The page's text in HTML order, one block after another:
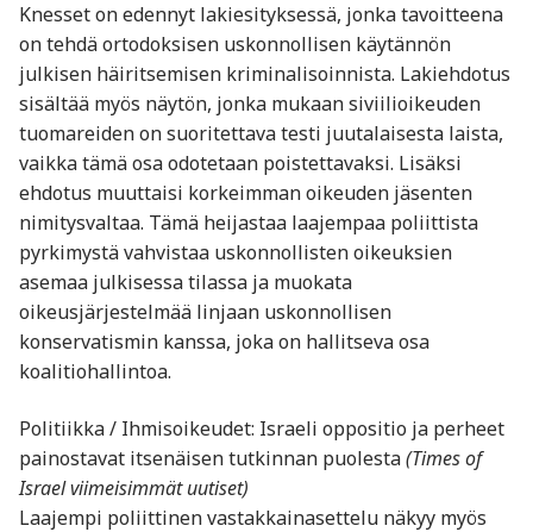
Knesset on edennyt lakiesityksessä, jonka tavoitteena
on tehdä ortodoksisen uskonnollisen käytännön
julkisen häiritsemisen kriminalisoinnista. Lakiehdotus
sisältää myös näytön, jonka mukaan siviilioikeuden
tuomareiden on suoritettava testi juutalaisesta laista,
vaikka tämä osa odotetaan poistettavaksi. Lisäksi
ehdotus muuttaisi korkeimman oikeuden jäsenten
nimitysvaltaa. Tämä heijastaa laajempaa poliittista
pyrkimystä vahvistaa uskonnollisten oikeuksien
asemaa julkisessa tilassa ja muokata
oikeusjärjestelmää linjaan uskonnollisen
konservatismin kanssa, joka on hallitseva osa
koalitiohallintoa.
Politiikka / Ihmisoikeudet: Israeli oppositio ja perheet
painostavat itsenäisen tutkinnan puolesta(Times of
Israel viimeisimmät uutiset)
Laajempi poliittinen vastakkainasettelu näkyy myös